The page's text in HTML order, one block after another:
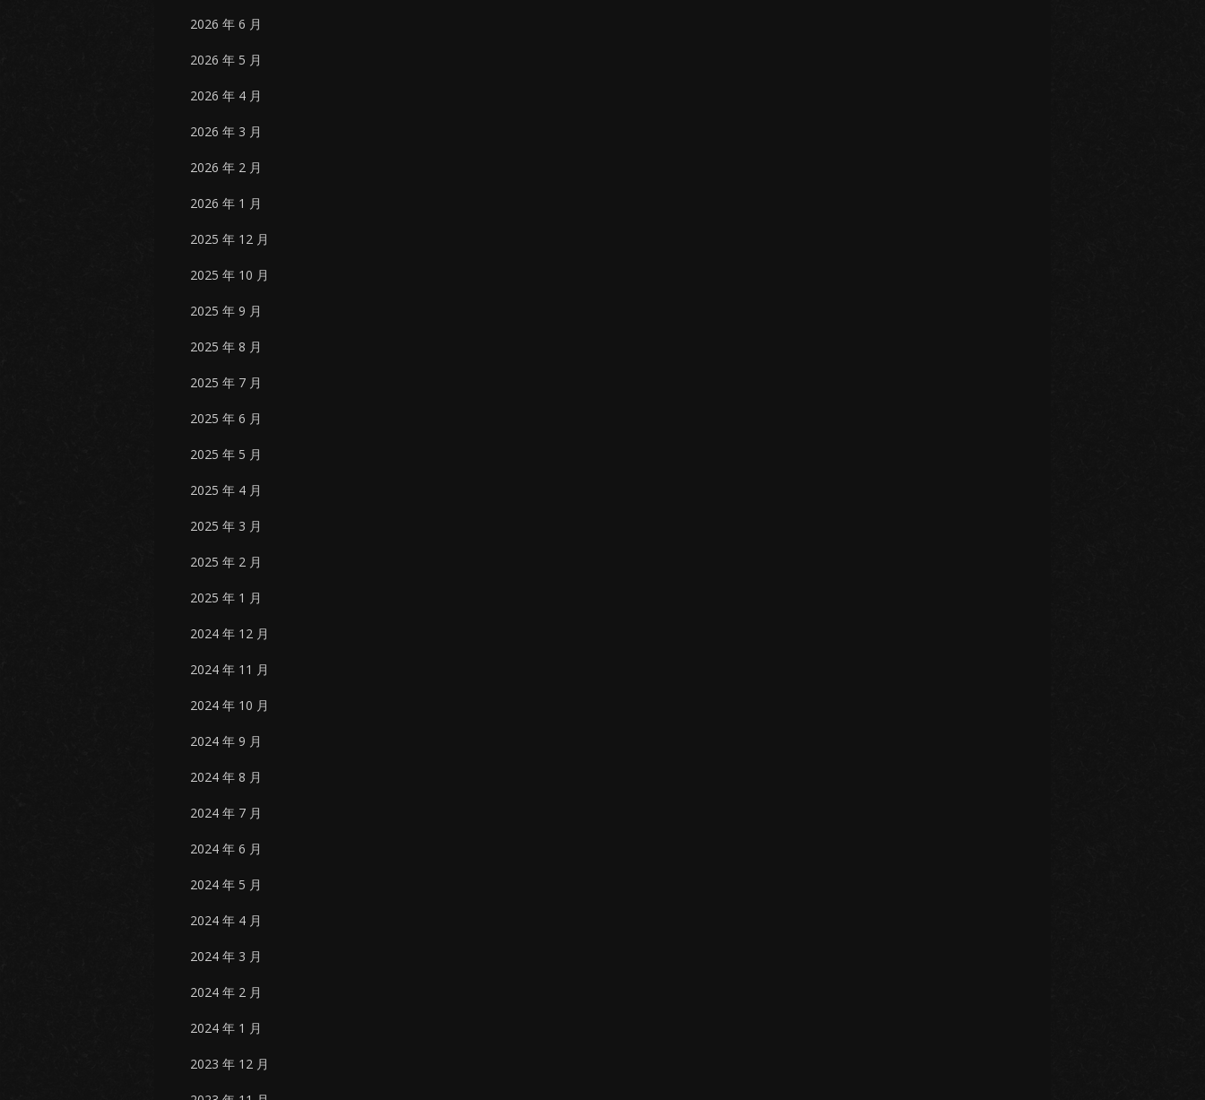
2026 年 6 月
2026 年 5 月
2026 年 4 月
2026 年 3 月
2026 年 2 月
2026 年 1 月
2025 年 12 月
2025 年 10 月
2025 年 9 月
2025 年 8 月
2025 年 7 月
2025 年 6 月
2025 年 5 月
2025 年 4 月
2025 年 3 月
2025 年 2 月
2025 年 1 月
2024 年 12 月
2024 年 11 月
2024 年 10 月
2024 年 9 月
2024 年 8 月
2024 年 7 月
2024 年 6 月
2024 年 5 月
2024 年 4 月
2024 年 3 月
2024 年 2 月
2024 年 1 月
2023 年 12 月